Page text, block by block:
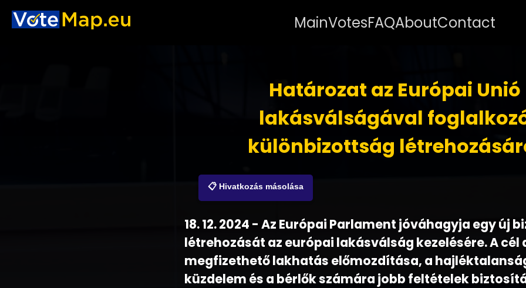
MainVotesFAQAboutContact
Határozat az Európai Unió
lakásválságával
különbizottság
📋 Hivatkozás másolása
18. 12. 2024 - Az Európai Parlament jóváhagyja egy új
létrehozását az európai lakásválság kezelésére. A cél
megfizethető lakhatás előmozdítása, a
küzdelem és a bérlők számára jobb feltételek